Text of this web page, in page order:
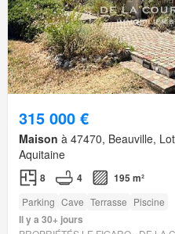
315 000 €
Maison à 47470, Beauville,
Aquitaine
8 4 195 m²
Parking Cave Terrasse Piscine
Il y a 30+ jours